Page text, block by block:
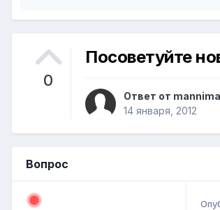
0
Посоветуйте
Ответ от
14 января, 2012
Вопрос